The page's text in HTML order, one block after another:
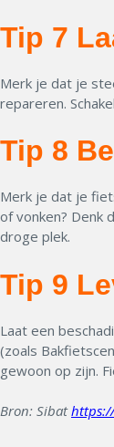
Tip 7
Merk je dat je
repareren.
Tip 8
Merk je dat je
of vonken? Denk
droge plek.
Tip 9
Laat een
(zoals
gewoon op zijn.
Bron: Sibat